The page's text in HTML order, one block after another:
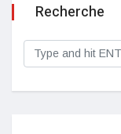
Recherche